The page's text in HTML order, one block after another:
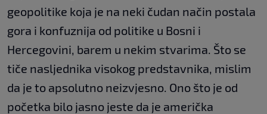
geopolitike koja je na neki čudan način postala
gora i konfuznija od politike u Bosni i
Hercegovini, barem u nekim stvarima. Što se
tiče nasljednika visokog predstavnika, mislim
da je to apsolutno neizvjesno. Ono što je od
početka bilo jasno jeste da je američka